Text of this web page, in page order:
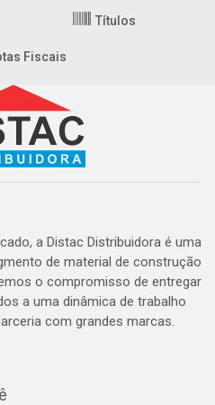
Títulos
Fiscais
a Distac Distribuidora é uma
de material de construção
o compromisso de entregar
a uma dinâmica de trabalho
com grandes marcas.